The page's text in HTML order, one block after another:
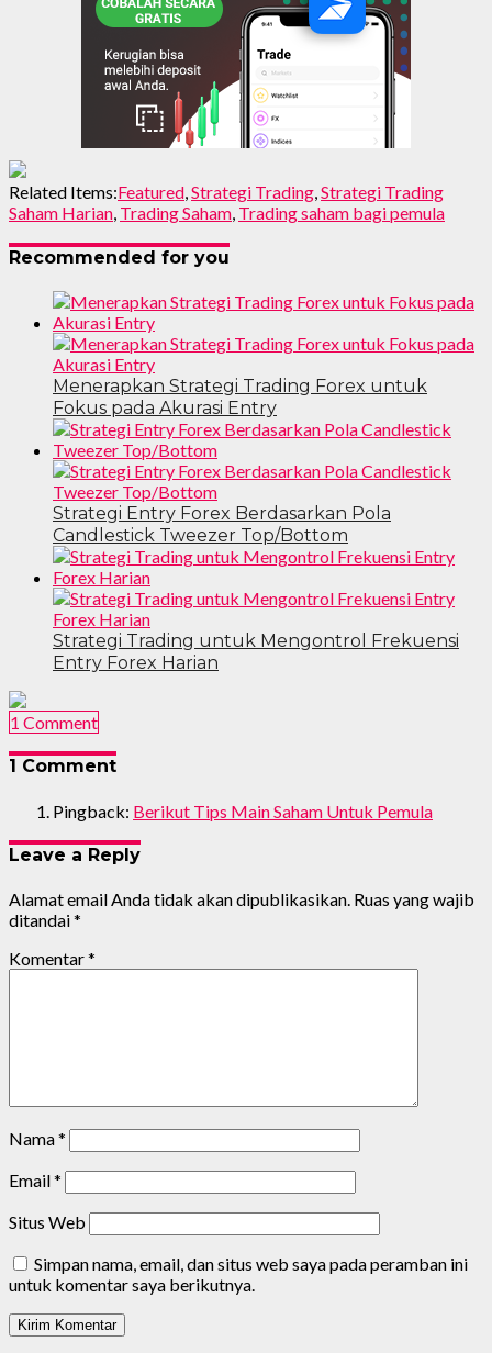
Related Items:Featured,Strategi Trading,Strategi Trading
Saham Harian, Trading Saham, Trading saham bagi pemula
Recommended for you
Menerapkan Strategi Trading Forex untuk
Fokus pada Akurasi Entry
Strategi Entry Forex Berdasarkan Pola
Candlestick Tweezer Top/Bottom
Strategi Trading untuk Mengontrol Frekuensi
Entry Forex Harian
1 Comment
1 Comment
Pingback: Berikut Tips Main Saham Untuk Pemula
Leave a Reply
Alamat email Anda tidak akan dipublikasikan. Ruas yang wajib
ditandai*
Komentar*
Nama*
Email*
Situs Web
Simpan nama, email, dan situs web saya pada peramban ini
untuk komentar saya berikutnya.